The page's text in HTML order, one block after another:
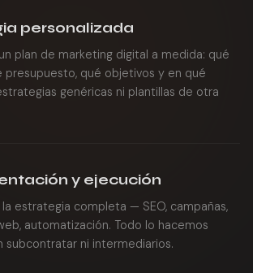
personalizada
plan de marketing digital a medida: qué
presupuesto, qué objetivos y en qué
genéricas ni plantillas de otra
y ejecución
estrategia completa — SEO, campañas,
automatización. Todo lo hacemos
subcontratar ni intermediarios.